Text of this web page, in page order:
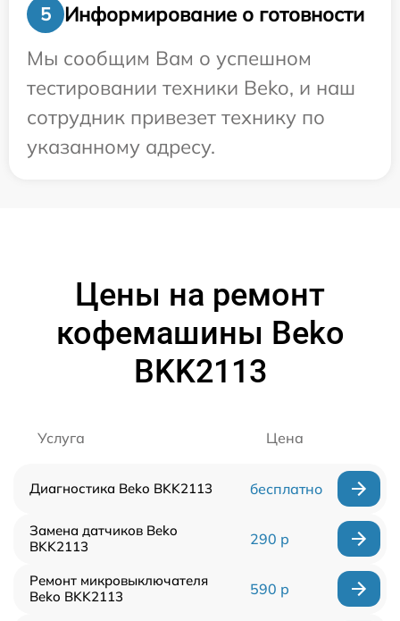
5
Информирование о готовности
Мы сообщим Вам о успешном
тестировании техники Beko, и наш
сотрудник привезет технику по
указанному адресу.
Цены на ремонт
кофемашины Beko
BKK2113
Услуга Цена
Диагностика Beko BKK2113 бесплатно
Замена датчиков Beko
BKK2113
290 р
Ремонт микровыключателя
Beko BKK2113
590 р